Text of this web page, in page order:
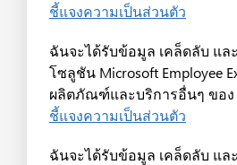
ชี้แจงความเป็นส่วนตัว
ฉันจะได้รับข้อมูล เคล็ดลับ แล
โซลูชัน Microsoft Employee
ผลิตภัณฑ์และบริการอื่นๆ ของ
ชี้แจงความเป็นส่วนตัว
ฉันจะได้รับข้อมูล เคล็ดลับ แล